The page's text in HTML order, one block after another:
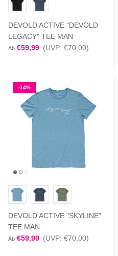
DEVOLD ACTIVE "DEVOLD
LEGACY" TEE MAN
Ab €59,99 (UVP: €70,00)
-14%
DEVOLD ACTIVE "SKYLINE"
TEE MAN
Ab €59,99 (UVP: €70,00)